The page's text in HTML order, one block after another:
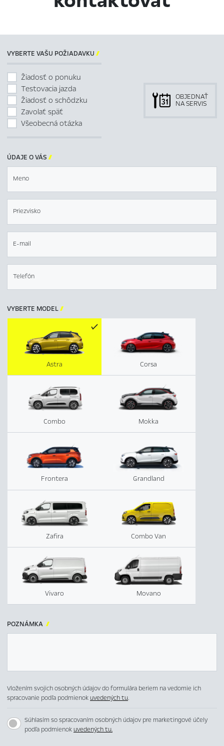
VYBERTE VAŠU POŽIADAVKU 
Žiadosť o ponuku
Testovacia jazda
Žiadosť o schôdzku
Zavolať späť
Všeobecná otázka
OBJEDNAŤ
NA SERVIS
ÚDAJE O VÁS 
Meno
Priezvisko
E-mail
Telefón
VYBERTE MODEL
Corsa
Combo
Astra
Mokka
Frontera Grandland
Zafira Combo Van
Vivaro Movano
POZNÁMKA 
Vložením svojich osobných údajov do formulára beriem na vedomie ich
spracovanie podľa podmienokuvedených tu.
Súhlasím so spracovaním osobných údajov pre marketingové účely
podľa podmienokuvedených tu.